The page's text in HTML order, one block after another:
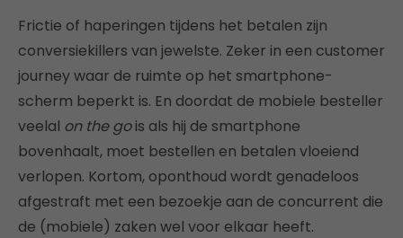
Frictie of haperingen tijdens het betalen zijn
conversiekillers van jewelste. Zeker in een customer
journey waar de ruimte op het smartphone-
scherm beperkt is. En doordat de mobiele besteller
veelal on the gois als hij de smartphone
bovenhaalt, moet bestellen en betalen vloeiend
verlopen. Kortom, oponthoud wordt genadeloos
afgestraft met een bezoekje aan de concurrent die
de (mobiele) zaken wel voor elkaar heeft.